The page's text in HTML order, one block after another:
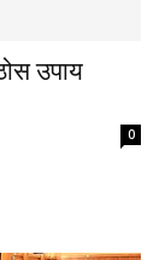
उपाय
0